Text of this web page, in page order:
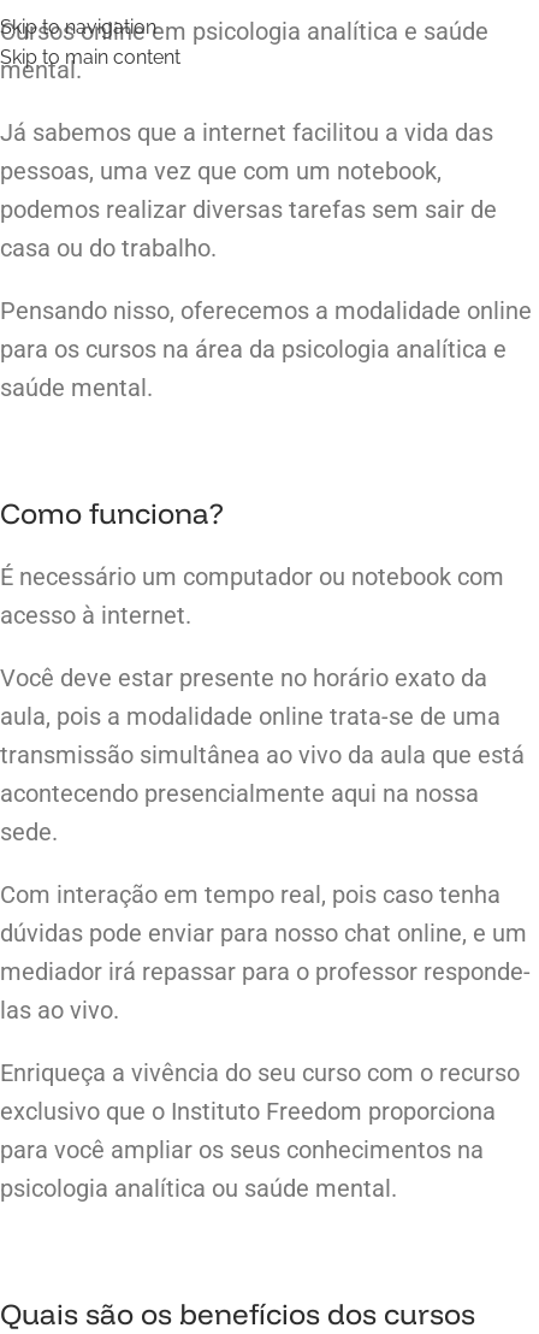
Skip to navigation
Skip to main content
Cursos online em psicologia analítica e saúde
mental.
Já sabemos que a internet facilitou a vida das
pessoas, uma vez que com um notebook,
podemos realizar diversas tarefas sem sair de
casa ou do trabalho.
Pensando nisso, oferecemos a modalidade online
para os cursos na área da psicologia analítica e
saúde mental.
Como funciona?
É necessário um computador ou notebook com
acesso à internet.
Você deve estar presente no horário exato da
aula, pois a modalidade online trata-se de uma
transmissão simultânea ao vivo da aula que está
acontecendo presencialmente aqui na nossa
sede.
Com interação em tempo real, pois caso tenha
dúvidas pode enviar para nosso chat online, e um
mediador irá repassar para o professor responde-
las ao vivo.
Enriqueça a vivência do seu curso com o recurso
exclusivo que o Instituto Freedom proporciona
para você ampliar os seus conhecimentos na
psicologia analítica ou saúde mental.
Quais são os benefícios dos cursos